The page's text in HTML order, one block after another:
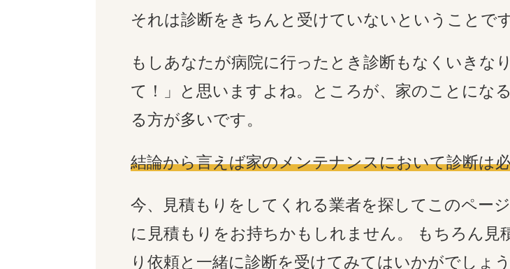
それは診断をきちんと受けていないということです
もしあなたが病院に行ったとき診断もなくいきな
て！」と思いますよね。ところが、家のことにな
る方が多いです。
結論から言えば家のメンテナンスにおいて診断は
今、見積もりをしてくれる業者を探してこのペー
に見積もりをお持ちかもしれません。 もちろん見
り依頼と一緒に診断を受けてみてはいかがでしょ